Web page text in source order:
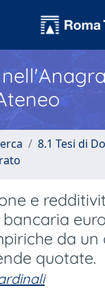
8.1 Tesi di
e
bancaria
da un
quotate.